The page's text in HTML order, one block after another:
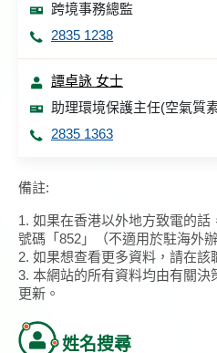
跨境事務總監
2835 1238
譚卓詠 女士
助理環境保護主任(空氣質
2835 1363
備註:
1. 如果在香港以外地方致電的
號碼「852」（不適用於駐海外
2. 如果想查看更多資料，請在該
3. 本網站的所有資料均由有關決
更新。
姓名搜尋